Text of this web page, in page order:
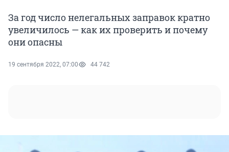
За год число нелегальных заправок кратно
увеличилось — как их проверить и почему
они опасны
19 сентября 2022, 07:00 44 742